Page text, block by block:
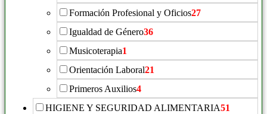
Formación Profesional y Oficios27
Igualdad de Género36
Musicoterapia1
Orientación Laboral21
Primeros Auxilios4
HIGIENE Y SEGURIDAD ALIMENTARIA51